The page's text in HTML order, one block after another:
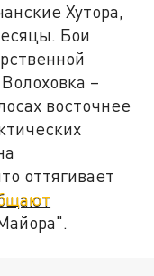
Хутора,
Бои
–
восточнее
оттягивает